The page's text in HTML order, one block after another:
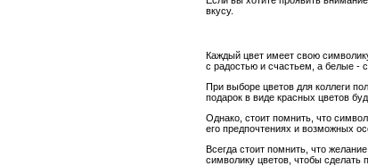
вкусу.
Каждый цвет имеет свою
с радостью и счастьем, а белые -
При выборе цветов для коллеги
подарок в виде красных цветов
Однако, стоит помнить, что
его предпочтениях и возможных
Всегда стоит помнить, что
символику цветов, чтобы